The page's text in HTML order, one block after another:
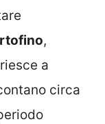
,
a
circa